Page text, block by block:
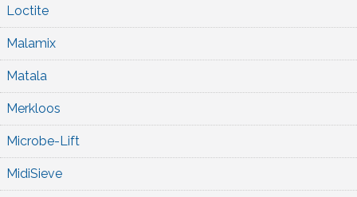
Loctite
Malamix
Matala
Merkloos
Microbe-Lift
MidiSieve